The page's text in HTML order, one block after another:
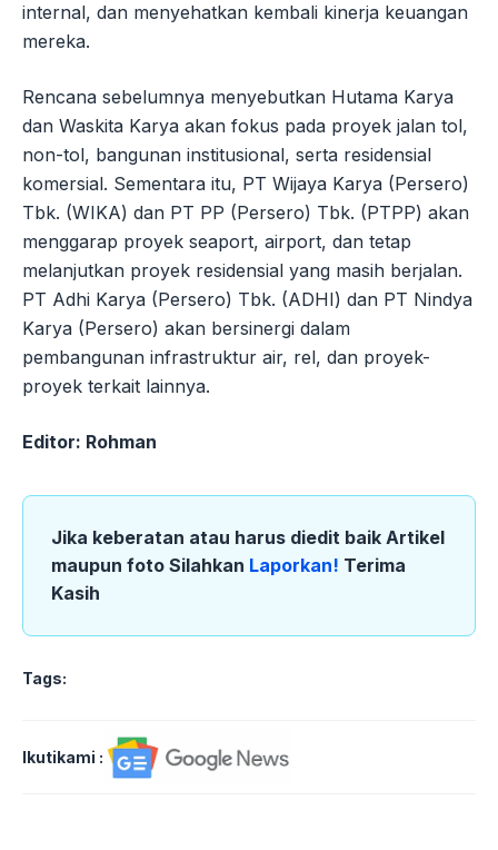
internal, dan menyehatkan kembali kinerja keuangan
mereka.
Rencana sebelumnya menyebutkan Hutama Karya
dan Waskita Karya akan fokus pada proyek jalan tol,
non-tol, bangunan institusional, serta residensial
komersial. Sementara itu, PT Wijaya Karya (Persero)
Tbk. (WIKA) dan PT PP (Persero) Tbk. (PTPP) akan
menggarap proyek seaport, airport, dan tetap
melanjutkan proyek residensial yang masih berjalan.
PT Adhi Karya (Persero) Tbk. (ADHI) dan PT Nindya
Karya (Persero) akan bersinergi dalam
pembangunan infrastruktur air, rel, dan proyek-
proyek terkait lainnya.
Editor: Rohman
Jika keberatan atau harus diedit baik Artikel
maupun foto Silahkan Laporkan! Terima
Kasih
Tags:
Ikutikami :